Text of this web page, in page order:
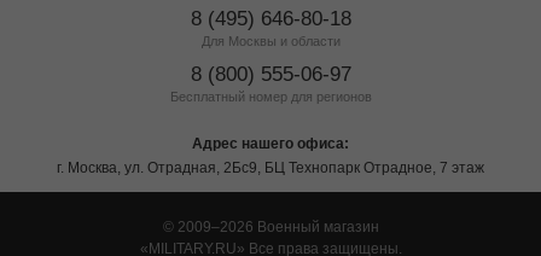
8 (495) 646-80-18
Для Москвы и области
8 (800) 555-06-97
Бесплатный номер для регионов
Адрес нашего офиса:
г. Москва, ул. Отрадная, 2Бс9, БЦ Технопарк Отрадное, 7 этаж
© 2009–2026 Военный магазин
MILITARY.RU
Все права защищены.